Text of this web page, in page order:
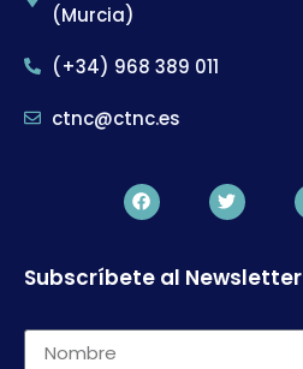
(Murcia)
(+34) 968 389 011
ctnc@ctnc.es
Subscríbete al Newsletter